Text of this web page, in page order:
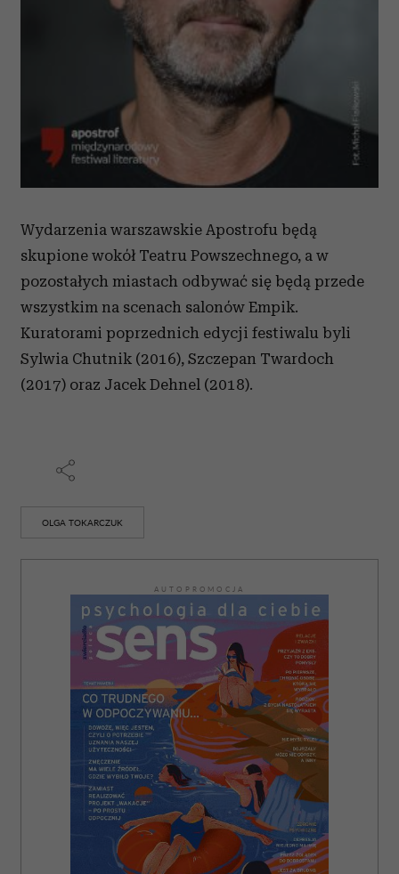
Wydarzenia warszawskie Apostrofu będą
skupione wokół Teatru Powszechnego, a w
pozostałych miastach odbywać się będą przede
wszystkim na scenach salonów Empik.
Kuratorami poprzednich edycji festiwalu byli
Sylwia Chutnik (2016), Szczepan Twardoch
(2017) oraz Jacek Dehnel (2018).
OLGA TOKARCZUK
AUTOPROMOCJA